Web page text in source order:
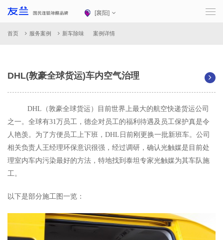
[襄阳]
首页 服务案例 新车除味 案例详情
DHL(敦豪全球货运)车内空气治理
DHL（敦豪全球货运）目前世界上最大的航空快递货运公司
之一。全球有31万员工，德企对员工的福利待遇及员工保护真是令
人艳羡。为了方便员工上下班，DHL日前刚更换一批新班车。公司
相关负责人王经理环保意识很强，经过调研，确认光触媒是目前处
理室内车内污染最好的方法，特地找到泰坦专家光触媒为其车队施
工。
以下是部分施工图一览：